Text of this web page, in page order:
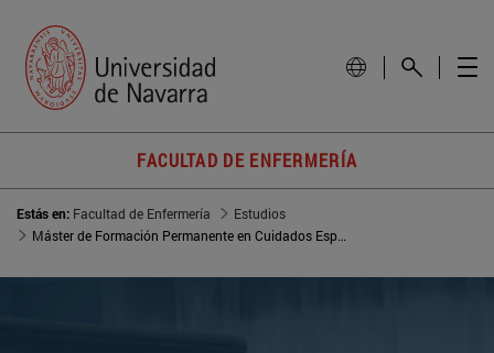
FACULTAD DE ENFERMERÍA
Estás en: Facultad de Enfermería
Estudios
Máster de Formación Permanente en Cuidados Especializados de Enfermería